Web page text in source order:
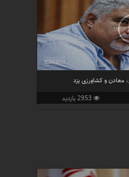
معادن و کشاورزی یزد